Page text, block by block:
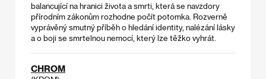
balancující na hranici života a smrti, která se navzdory
přírodním zákonům rozhodne počít potomka. Rozverně
vyprávěný smutný příběh o hledání identity, nalézání lásky
a o boji se smrtelnou nemocí, který lze těžko vyhrát.
CHROM